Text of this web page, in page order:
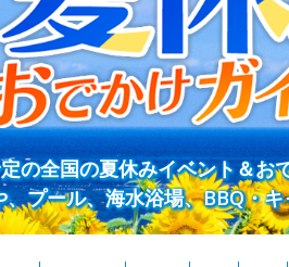
の全国の夏休みイベント＆お
プール、海水浴場、BBQ・